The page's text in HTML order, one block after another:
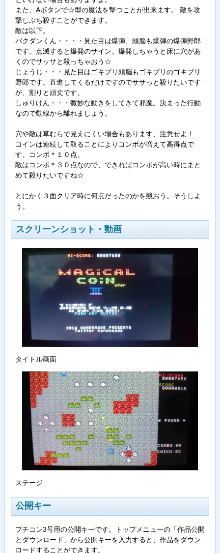
また、Aボタンで☆型の魔法を撃つことが出来ます。 敵を攻
撃しぶち殺すことができます。
敵は以下。
バクダンくん・・・・見た目は爆弾、頭脳も爆弾の爆弾野郎
です。点滅すると爆発のサイン。爆発しちゃうと床に穴があ
くのでサッサと殺っちゃおう☆
じょうじ・・・見た目はゴキブリ頭脳もゴキブリのゴキブリ
野郎です。直進してくるだけですのでササっと殺りたいです
が、割りと頑丈です。
しゅりけん・・・微妙な動きをしてきて邪魔。決まった行動
なので動線から離れましょう。
穴や敵は草むらで見えにくい場合もあります、注意せよ！
コインは連続して取ることによりコンボが増えて高得点で
す。コンボ＊１０点。
敵はコンボ＊３０点なので、できればコンボが高い時にまと
めて殺りたいですね☆
とにかく３面クリア時に何点だったのかを競おう。そうしよ
う。
スクリーンショット・動画
タイトル画面
ステージ
公開キー
プチコン3号用の公開キーです。トップメニューの「作品公開
とダウンロード」から公開キーを入力すると、作品をダウン
ロードすることができます。